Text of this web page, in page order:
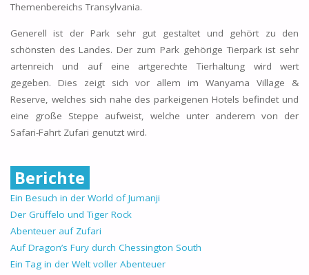
Themenbereichs Transylvania.
Generell ist der Park sehr gut gestaltet und gehört zu den
schönsten des Landes. Der zum Park gehörige Tierpark ist sehr
artenreich und auf eine artgerechte Tierhaltung wird wert
gegeben. Dies zeigt sich vor allem im Wanyama Village &
Reserve, welches sich nahe des parkeigenen Hotels befindet und
eine große Steppe aufweist, welche unter anderem von der
Safari-Fahrt Zufari genutzt wird.
Berichte
Ein Besuch in der World of Jumanji
Der Grüffelo und Tiger Rock
Abenteuer auf Zufari
Auf Dragon’s Fury durch Chessington South
Ein Tag in der Welt voller Abenteuer